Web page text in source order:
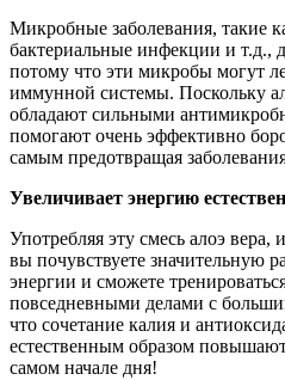
Микробные заболевания, такие
бактериальные инфекции и т.д.,
потому что эти микробы могут
иммунной системы. Поскольку
обладают сильными
помогают очень эффективно
самым предотвращая
Увеличивает энергию
Употребляя эту смесь алоэ
вы почувствуете значительную
энергии и сможете
повседневными делами с
что сочетание калия и
естественным образом
самом начале дня!